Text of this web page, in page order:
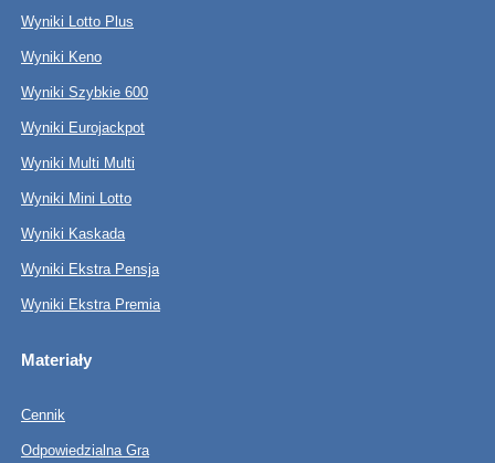
Wyniki Lotto Plus
Wyniki Keno
Wyniki Szybkie 600
Wyniki Eurojackpot
Wyniki Multi Multi
Wyniki Mini Lotto
Wyniki Kaskada
Wyniki Ekstra Pensja
Wyniki Ekstra Premia
Materiały
Cennik
Odpowiedzialna Gra